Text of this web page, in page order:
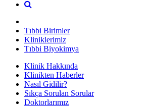
Tıbbi Birimler
Kliniklerimiz
Tıbbi Biyokimya
Klinik Hakkında
Klinikten Haberler
Nasıl Gidilir?
Sıkça Sorulan Sorular
Doktorlarımız